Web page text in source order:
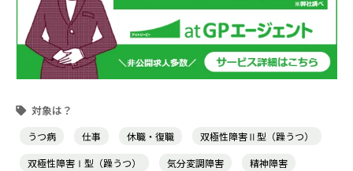
うつ病 仕事 休職・復職
双極性障害Ⅱ型（躁うつ）
双極性障害Ⅰ型（躁うつ）
気分変調障害 精神障害